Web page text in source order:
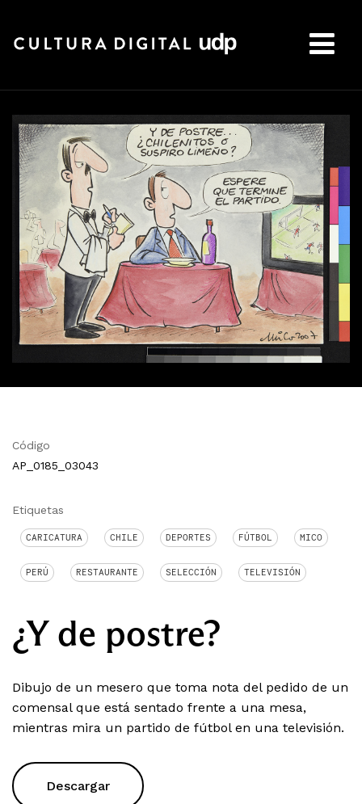
Código
AP_0185_03043
Etiquetas
CARICATURA CHILE DEPORTES FÚTBOL MICO
PERÚ RESTAURANTE SELECCIÓN TELEVISIÓN
¿Y de postre?
Dibujo de un mesero que toma nota del pedido de un
comensal que está sentado frente a una mesa,
mientras mira un partido de fútbol en una televisión.
Descargar